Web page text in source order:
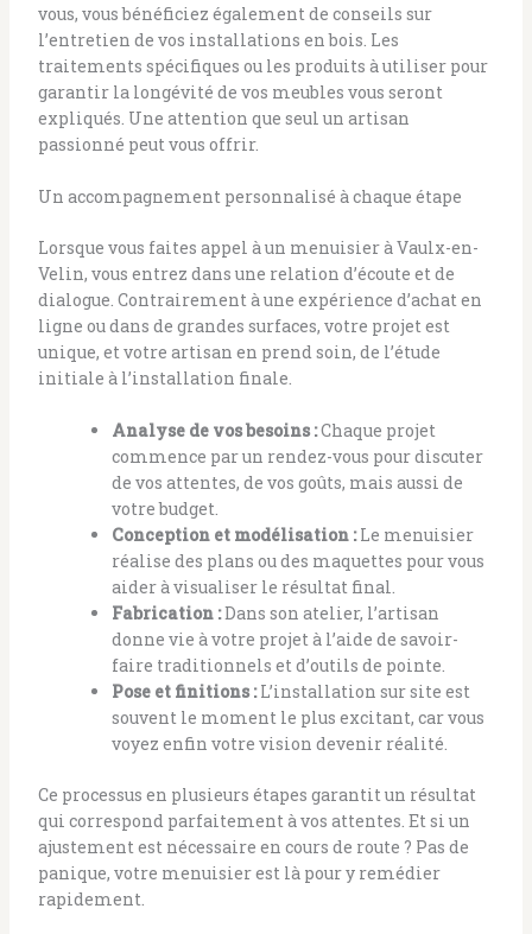
vous, vous bénéficiez également de conseils sur
l’entretien de vos installations en bois. Les
traitements spécifiques ou les produits à utiliser pour
garantir la longévité de vos meubles vous seront
expliqués. Une attention que seul un artisan
passionné peut vous offrir.
Un accompagnement personnalisé à chaque étape
Lorsque vous faites appel à un menuisier à Vaulx-en-
Velin, vous entrez dans une relation d’écoute et de
dialogue. Contrairement à une expérience d’achat en
ligne ou dans de grandes surfaces, votre projet est
unique, et votre artisan en prend soin, de l’étude
initiale à l’installation finale.
Analyse de vos besoins :Chaque projet
commence par un rendez-vous pour discuter
de vos attentes, de vos goûts, mais aussi de
votre budget.
Conception et modélisation :Le menuisier
réalise des plans ou des maquettes pour vous
aider à visualiser le résultat final.
Fabrication :Dans son atelier, l’artisan
donne vie à votre projet à l’aide de savoir-
faire traditionnels et d’outils de pointe.
Pose et finitions :L’installation sur site est
souvent le moment le plus excitant, car vous
voyez enfin votre vision devenir réalité.
Ce processus en plusieurs étapes garantit un résultat
qui correspond parfaitement à vos attentes. Et si un
ajustement est nécessaire en cours de route ? Pas de
panique, votre menuisier est là pour y remédier
rapidement.